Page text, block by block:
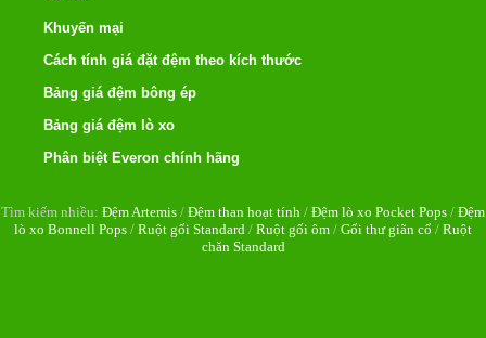
Khuyến mại
Cách tính giá đặt đệm theo kích thước
Bảng giá đệm bông ép
Bảng giá đệm lò xo
Phân biệt Everon chính hãng
Tìm kiếm nhiều: Đệm Artemis / Đệm than hoạt tính / Đệm lò xo Pocket Pops / Đệm
lò xo Bonnell Pops / Ruột gối Standard / Ruột gối ôm / Gối thư giãn cổ / Ruột
chăn Standard